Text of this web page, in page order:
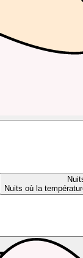
Nuits où la